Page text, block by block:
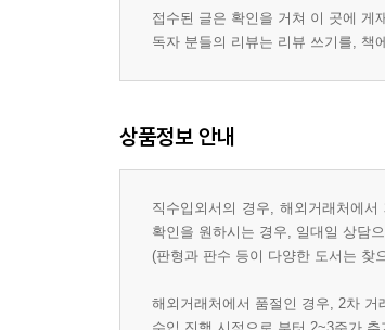
접수된 글은 확인을 거쳐 이 곳에 게
독자 분들의 리뷰는 리뷰 쓰기를, 책
상품정보 안내
직수입외서의 경우, 해외거래처에
확인을 원하시는 경우, 일대일 상담
(판형과 판수 등이 다양한 도서는 찾
해외거래처에서 품절인 경우, 2차